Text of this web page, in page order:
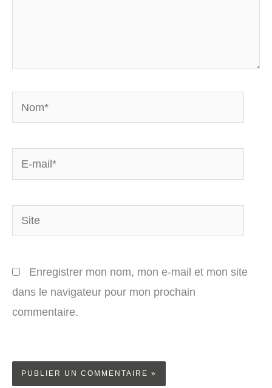
Nom*
E-
mail*
Site
Enregistrer mon nom, mon e-mail et mon site
dans le navigateur pour mon prochain
commentaire.